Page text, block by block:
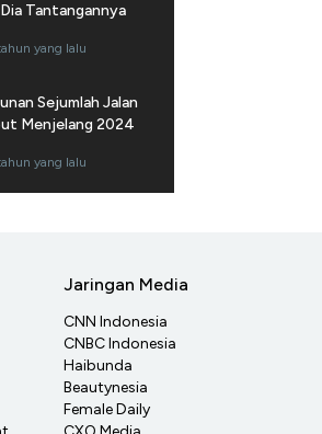
Tantangannya
yang lalu
Sejumlah Jalan
Menjelang 2024
yang lalu
Jaringan Media
CNN Indonesia
CNBC Indonesia
Haibunda
Beautynesia
Female Daily